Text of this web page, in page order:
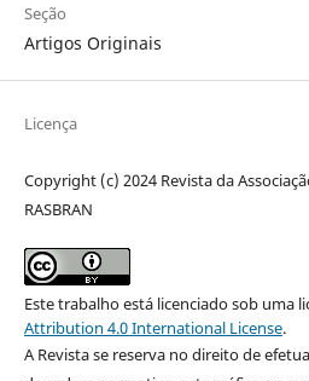
Seção
Artigos Originais
Licença
Copyright (c) 2024 Revista da
RASBRAN
Este trabalho está licenciado sob uma
Attribution 4.0 International License.
A Revista se reserva no direito de